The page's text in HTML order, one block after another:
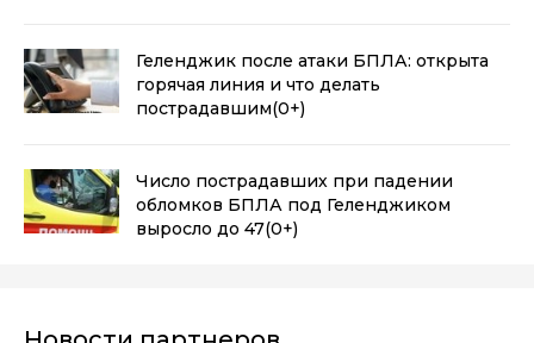
Геленджик после атаки БПЛА: открыта
горячая линия и что делать
пострадавшим(0+)
Число пострадавших при падении
обломков БПЛА под Геленджиком
выросло до 47(0+)